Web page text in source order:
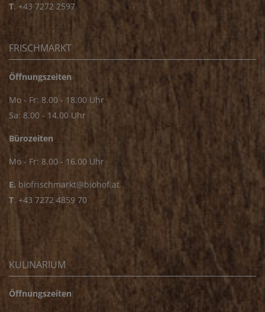
T. +43 7272 2597
FRISCHMARKT
Öffnungszeiten
Mo - Fr: 8.00 - 18.00 Uhr
Sa: 8.00 - 14.00 Uhr
Bürozeiten
Mo - Fr: 8.00 - 16.00 Uhr
E. biofrischmarkt@biohof.at
T. +43 7272 4859 70
KULINARIUM
Öffnungszeiten